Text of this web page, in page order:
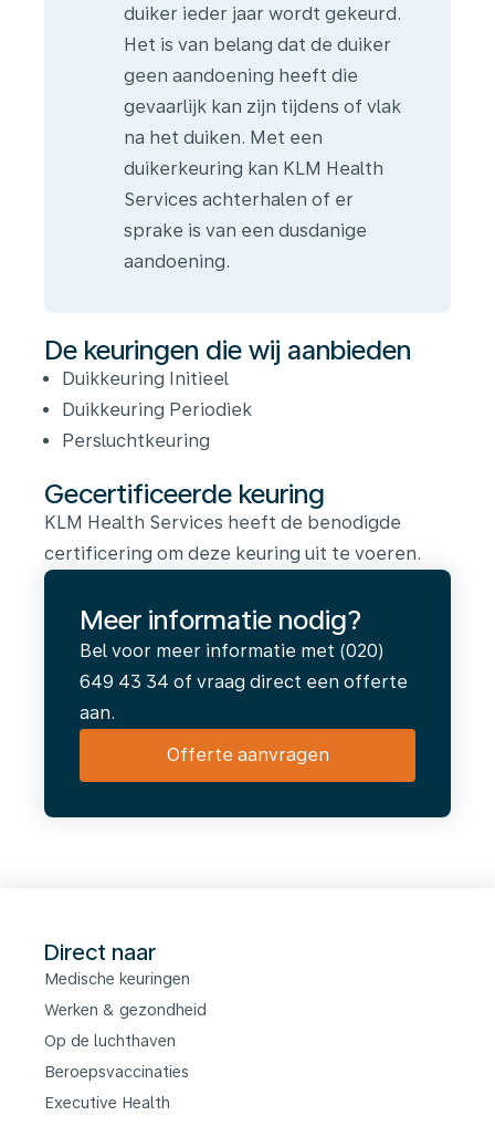
duiker ieder jaar wordt gekeurd.
Het is van belang dat de duiker
geen aandoening heeft die
gevaarlijk kan zijn tijdens of vlak
na het duiken. Met een
duikerkeuring kan KLM Health
Services achterhalen of er
sprake is van een dusdanige
aandoening.
De keuringen die wij aanbieden
Duikkeuring Initieel
Duikkeuring Periodiek
Persluchtkeuring
Gecertificeerde keuring
KLM Health Services heeft de benodigde
certificering om deze keuring uit te voeren.
Meer informatie nodig?
Bel voor meer informatie met (020)
649 43 34 of vraag direct een offerte
aan.
Offerte aanvragen
Direct naar
Medische keuringen
Werken & gezondheid
Op de luchthaven
Beroepsvaccinaties
Executive Health